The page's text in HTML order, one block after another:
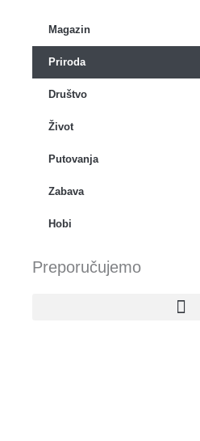
Magazin
Priroda
Društvo
Život
Putovanja
Zabava
Hobi
Preporučujemo